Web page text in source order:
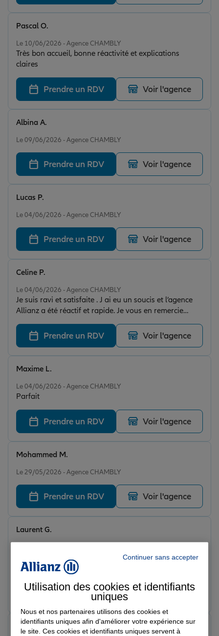
Le 10/06/2026 - Agence CHAMBLY
Très bon accueil, bonne réactivité et explications
claires
Pascal O.
Prendre un RDV Voir l'agence
Le 09/06/2026 - Agence CHAMBLY
Albina A.
Prendre un RDV Voir l'agence
Le 04/06/2026 - Agence CHAMBLY
Lucas P.
Prendre un RDV Voir l'agence
Le 04/06/2026 - Agence CHAMBLY
Je suis ravi et satisfaite . J ai eu un soucis et l’agence
Allianz a été réactif et rapide. Je vous en remercie
beaucoup. Je vous recommande Allianz.
Celine P.
Prendre un RDV Voir l'agence
Le 04/06/2026 - Agence CHAMBLY
Parfait
Maxime L.
Prendre un RDV Voir l'agence
Le 29/05/2026 - Agence CHAMBLY
Mohammed M.
Prendre un RDV Voir l'agence
Très bon accueil et support de Mme Ben Driss Dans
l'aide et très efficicace Et des tarifs meilleurs que mes
Laurent G.
Prendre un RDV Voir l'agence
Note de 5 sur 5
Adrian S.
Continuer sans accepter
Utilisation des cookies et identifiants
uniques
Nous et nos partenaires utilisons des cookies et
identifiants uniques afin d'améliorer votre expérience sur
le site. Ces cookies et identifiants uniques servent à